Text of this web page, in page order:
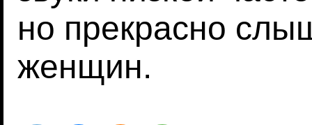
но прекрасно
женщин.